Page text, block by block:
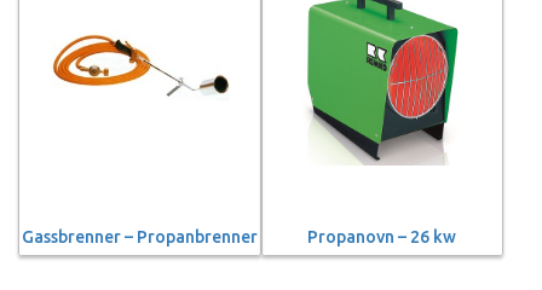
Gassbrenner – Propanbrenner Propanovn – 26 kw